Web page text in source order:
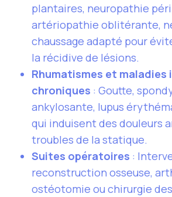
plantaires, neuropathie
artériopathie oblitérante,
chaussage adapté pour
la récidive de lésions.
Rhumatismes et
chroniques : Goutte,
ankylosante, lupus
qui induisent des douleurs
troubles de la statique.
Suites opératoires :
reconstruction osseuse,
ostéotomie ou chirurgie